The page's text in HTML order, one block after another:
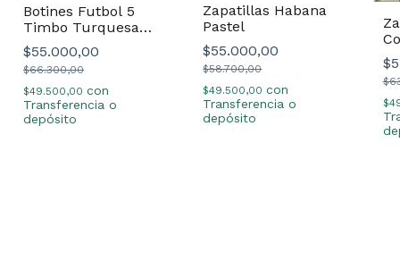
Botines Futbol 5
Timbo Turquesa
Unisex
$55.000,00
$66.300,00
$49.500,00 con
Transferencia o
depósito
Zapatillas Habana
Pastel
$55.000,00
$58.700,00
$49.500,00con
Transferencia o
depósito